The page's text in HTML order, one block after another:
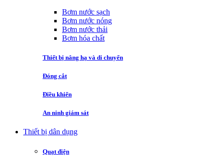
Bơm nước sạch
Bơm nước nóng
Bơm nước thải
Bơm hóa chất
Thiết bị nâng hạ và di chuyển
Đóng cắt
Điều khiển
An ninh giám sát
Thiết bị dân dụng
Quạt điện